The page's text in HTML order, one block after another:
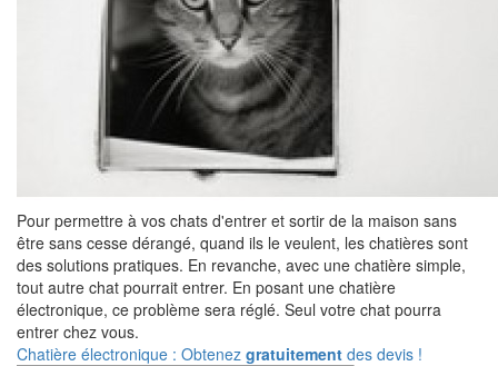
Pour permettre à vos chats d'entrer et sortir de la maison sans
être sans cesse dérangé, quand ils le veulent, les chatières sont
des solutions pratiques. En revanche, avec une chatière simple,
tout autre chat pourrait entrer. En posant une chatière
électronique, ce problème sera réglé. Seul votre chat pourra
entrer chez vous.
Chatière électronique : Obtenez gratuitement des devis !